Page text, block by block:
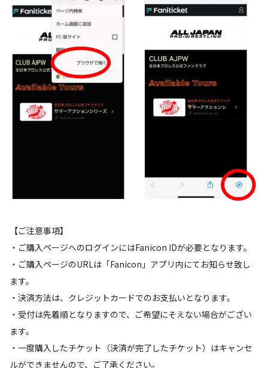
【ご注意事項】
・ご購入ページへのログインにはFanicon IDが必要となります。
・ご購入ページのURLは「Fanicon」アプリ内にてお知らせ致し
ます。
・決済方法は、クレジットカードでのお支払いとなります。
・受付は先着順となりますので、ご希望にそえない場合がござい
ます。
・一度購入したチケット（決済が完了したチケット）はキャンセ
ルができませんので、ご了承ください。